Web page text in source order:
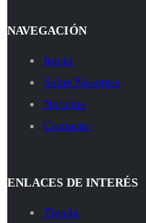
NAVEGACIÓN
Inicio
Sobre Nosotros
Noticias
Contacto
ENLACES DE INTERÉS
Tienda